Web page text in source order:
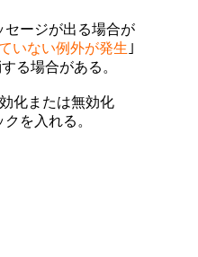
セージが出る場合が
いない例外が発生 ｣
る場合がある。
化または無効化
を入れる。